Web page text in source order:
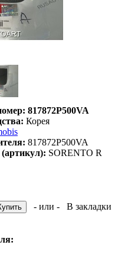
817872P500VA
Корея
817872P500VA
SORENTO R
- или -
В закладки